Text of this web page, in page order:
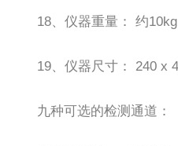
18、仪器重量： 约10kg
19、仪器尺寸： 240 x
九种可选的检测通道：